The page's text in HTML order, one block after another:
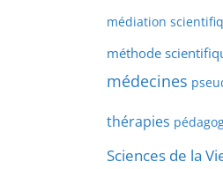
e
s
médiation
méthode
médecines
thérapies
Sciences de la